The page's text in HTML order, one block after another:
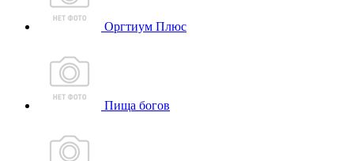
Оргтиум Плюс
Пища богов